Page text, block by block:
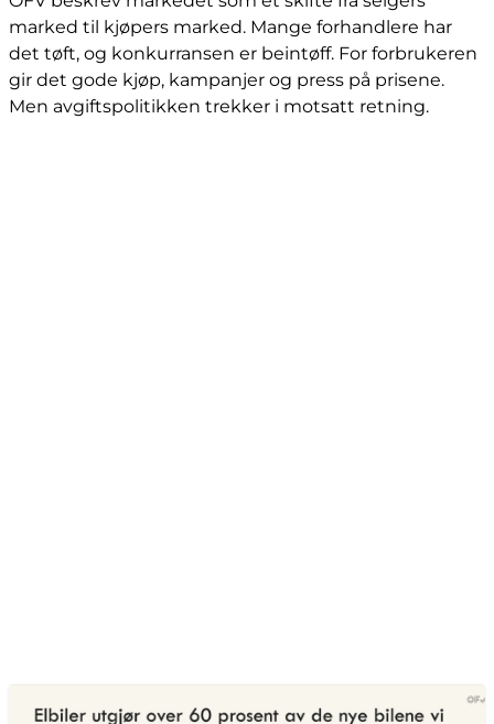
marked til kjøpers marked. Mange forhandlere har
det tøft, og konkurransen er beintøff. For forbrukeren
gir det gode kjøp, kampanjer og press på prisene.
Men avgiftspolitikken trekker i motsatt retning.